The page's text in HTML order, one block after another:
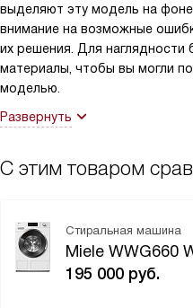
выделяют эту модель на
внимание на возможные
их решения. Для наглядности
материалы, чтобы вы могли
моделью.
Развернуть
С этим товаром
Стиральная машина
Miele WWG660
195 000 руб.